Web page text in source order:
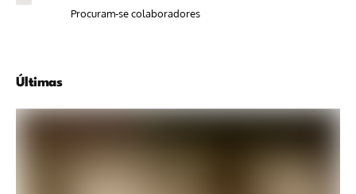
Procuram-se colaboradores
Últimas